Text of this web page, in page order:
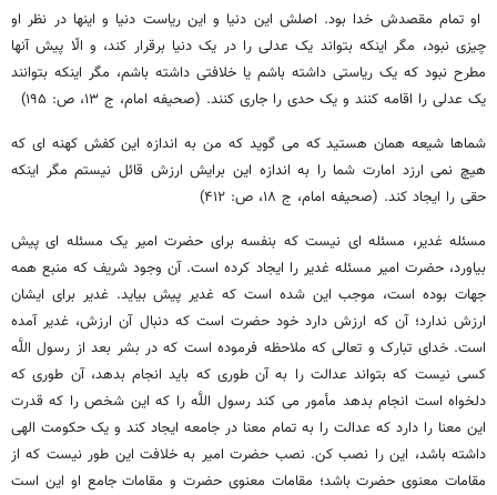
او تمام مقصدش خدا بود. اصلش این دنیا و این ریاست دنیا و اینها در نظر او
چیزی نبود، مگر اینکه بتواند یک عدلی را در یک دنیا برقرار کند، و الّا پیش آنها
مطرح نبود که یک ریاستی داشته باشم یا خلافتی داشته باشم، مگر اینکه بتوانند
یک عدلی را اقامه کنند و یک حدی را جاری کنند. (صحیفه امام، ج ۱۳، ص: ۱۹۵)
شماها شیعه همان هستید که می گوید که من به اندازه این کفش کهنه ای که
هیچ نمی ارزد امارت شما را به اندازه این برایش ارزش قائل نیستم مگر اینکه
حقی را ایجاد کند. (صحیفه امام، ج ۱۸، ص: ۴۱۲)
مسئله غدیر، مسئله ای نیست که بنفسه برای حضرت امیر یک مسئله ای پیش
بیاورد، حضرت امیر مسئله غدیر را ایجاد کرده است. آن وجود شریف که منبع همه
جهات بوده است، موجب این شده است که غدیر پیش بیاید. غدیر برای ایشان
ارزش ندارد؛ آن که ارزش دارد خود حضرت است که دنبال آن ارزش، غدیر آمده
است. خدای تبارک و تعالی که ملاحظه فرموده است که در بشر بعد از رسول اللَّه
کسی نیست که بتواند عدالت را به آن طوری که باید انجام بدهد، آن طوری که
دلخواه است انجام بدهد مأمور می کند رسول اللَّه را که این شخص را که قدرت
این معنا را دارد که عدالت را به تمام معنا در جامعه ایجاد کند و یک حکومت الهی
داشته باشد، این را نصب کن. نصب حضرت امیر به خلافت این طور نیست که از
مقامات معنوی حضرت باشد؛ مقامات معنوی حضرت و مقامات جامع او این است